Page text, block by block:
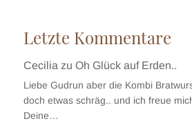
Letzte Kommentare
Ceciliazu Oh Glück auf Erden..
Liebe Gudrun aber die Kombi
doch etwas schräg.. und ich freue
Deine…